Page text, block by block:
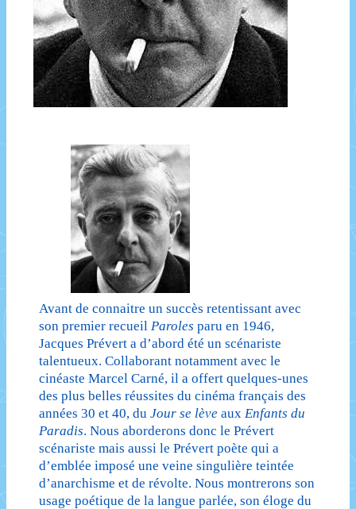
Avant de connaitre un succès retentissant avec
son premier recueil Paroles paru en 1946,
Jacques Prévert a d’abord été un scénariste
talentueux. Collaborant notamment avec le
cinéaste Marcel Carné, il a offert quelques-unes
des plus belles réussites du cinéma français des
années 30 et 40, du Jour se lèveaux Enfants du
Paradis. Nous aborderons donc le Prévert
scénariste mais aussi le Prévert poète qui a
d’emblée imposé une veine singulière teintée
d’anarchisme et de révolte. Nous montrerons son
usage poétique de la langue parlée, son éloge du